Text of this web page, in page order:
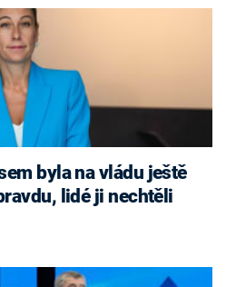
byla na vládu ještě
lidé ji nechtěli